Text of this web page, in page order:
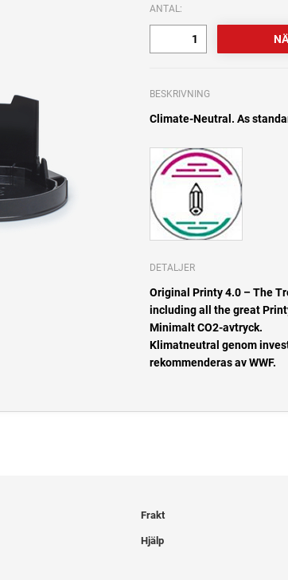
ANTAL:
BESKRIVNING
Climate-Neutral. As
DETALJER
Original Printy 4.0 – The
including all the great
Minimalt CO2-avtryck.
Klimatneutral genom
rekommenderas av WWF.
Frakt
Hjälp